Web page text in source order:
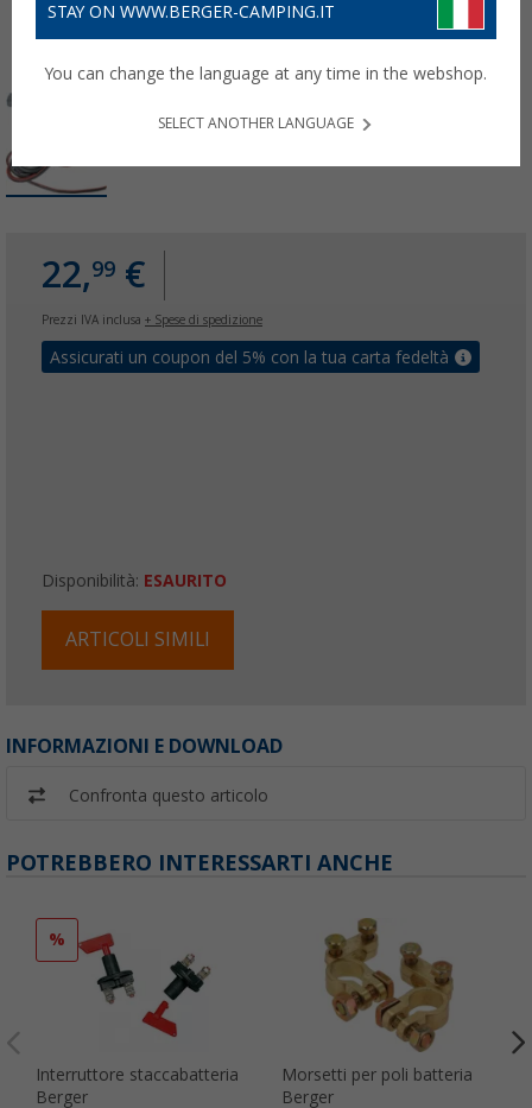
22,99 €
Prezzi IVA inclusa + Spese di spedizione
Assicurati un coupon del 5% con la tua carta fedeltà
Disponibilità: ESAURITO
ARTICOLI SIMILI
INFORMAZIONI E DOWNLOAD
Confronta questo articolo
POTREBBERO INTERESSARTI ANCHE
%
Interruttore staccabatteria
Berger
Morsetti per poli batteria
Berger
STAY ON WWW.BERGER-CAMPING.IT
You can change the language at any time in the webshop.
SELECT ANOTHER LANGUAGE